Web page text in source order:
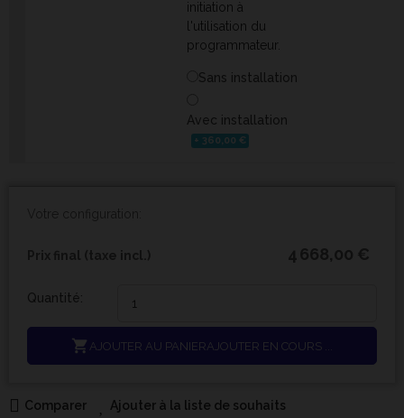
initiation à
l'utilisation du
programmateur.
Sans installation
Avec installation
+ 360,00 €
Quantité:
 AJOUTER AU PANIERAJOUTER EN COURS ...
Comparer Ajouter à la liste de souhaits